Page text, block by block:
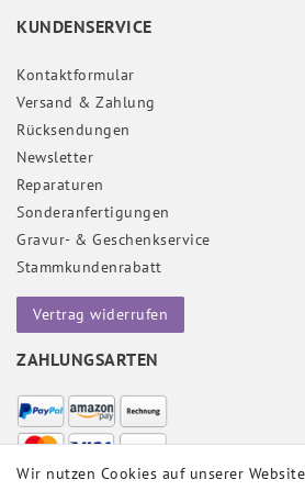
KUNDENSERVICE
Kontaktformular
Versand & Zahlung
Rücksendungen
Newsletter
Reparaturen
Sonderanfertigungen
Gravur- & Geschenkservice
Stammkundenrabatt
Vertrag widerrufen
ZAHLUNGSARTEN
Wir nutzen Cookies auf unserer